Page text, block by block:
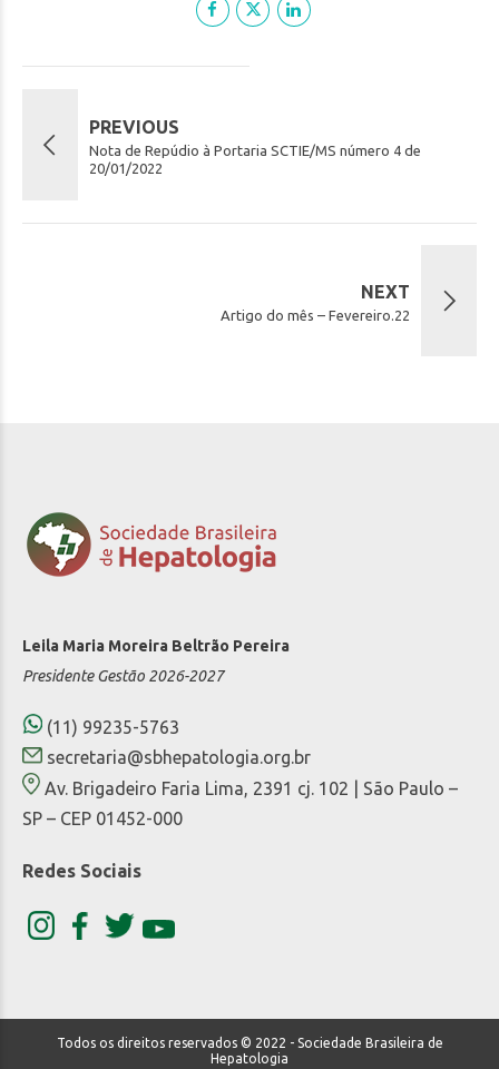
PREVIOUS
Nota de Repúdio à Portaria SCTIE/MS número 4 de
20/01/2022
NEXT
Artigo do mês – Fevereiro.22
Leila Maria Moreira Beltrão Pereira
Presidente Gestão 2026-2027
(11) 99235-5763
secretaria@sbhepatologia.org.br
Av. Brigadeiro Faria Lima, 2391 cj. 102 | São Paulo –
SP – CEP 01452-000
Redes Sociais
Todos os direitos reservados © 2022 - Sociedade Brasileira de
Hepatologia